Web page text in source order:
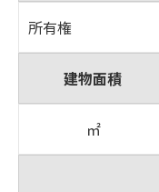
所有権
建物面積
㎡